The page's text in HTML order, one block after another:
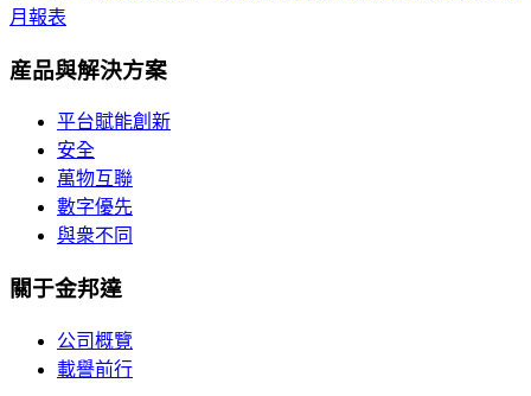
導
覽
月報表
産品與解決方案
平台賦能創新
安全
萬物互聯
數字優先
與衆不同
關于金邦達
公司概覽
載譽前行